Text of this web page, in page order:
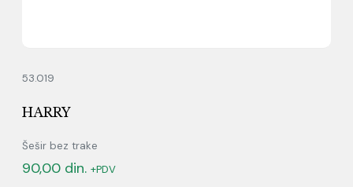
53.019
HARRY
Šešir bez trake
90,00 din. +PDV